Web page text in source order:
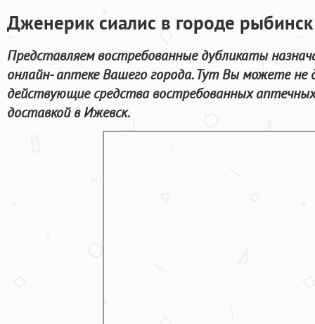
Дженерик сиалис в городе
Представляем востребованные дубликаты
онлайн- аптеке Вашего города. Тут Вы можете не
действующие средства востребованных
доставкой в Ижевск.